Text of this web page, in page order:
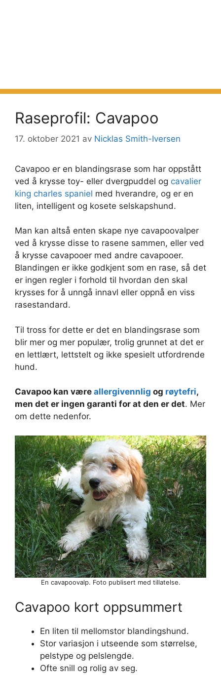
Raseprofil: Cavapoo
17. oktober 2021 av Nicklas Smith-Iversen
Cavapoo er en blandingsrase som har oppstått
ved å krysse toy- eller dvergpuddel og cavalier
king charles spaniel med hverandre, og er en
liten, intelligent og kosete selskapshund.
Man kan altså enten skape nye cavapoovalper
ved å krysse disse to rasene sammen, eller ved
å krysse cavapooer med andre cavapooer.
Blandingen er ikke godkjent som en rase, så det
er ingen regler i forhold til hvordan den skal
krysses for å unngå innavl eller oppnå en viss
rasestandard.
Til tross for dette er det en blandingsrase som
blir mer og mer populær, trolig grunnet at det er
en lettlært, lettstelt og ikke spesielt utfordrende
hund.
Cavapoo kan være allergivennlig og røytefri,
men det er ingen garanti for at den er det. Mer
om dette nedenfor.
En cavapoovalp. Foto publisert med tillatelse.
Cavapoo kort oppsummert
En liten til mellomstor blandingshund.
Stor variasjon i utseende som størrelse,
pelstype og pelslengde.
Ofte snill og rolig av seg.